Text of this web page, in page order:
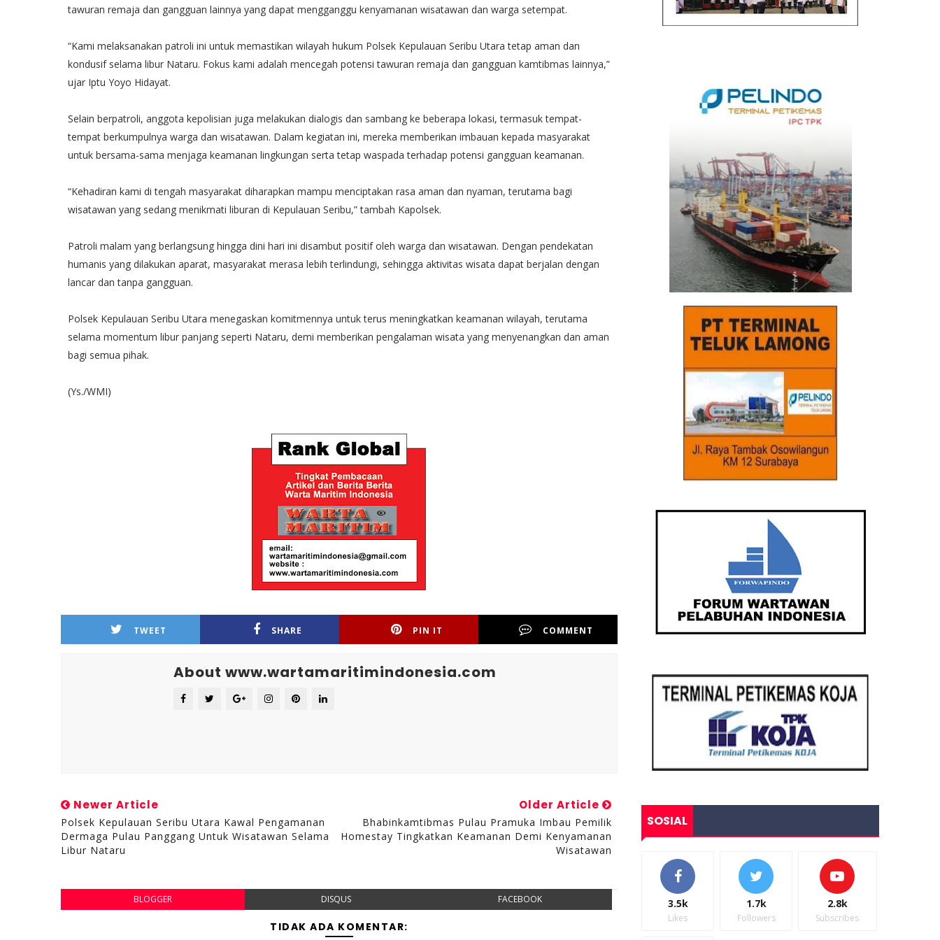
tawuran remaja dan gangguan lainnya yang dapat mengganggu kenyamanan wisatawan dan warga setempat.
“Kami melaksanakan patroli ini untuk memastikan wilayah hukum Polsek Kepulauan Seribu Utara tetap aman dan
kondusif selama libur Nataru. Fokus kami adalah mencegah potensi tawuran remaja dan gangguan kamtibmas lainnya,”
ujar Iptu Yoyo Hidayat.
Selain berpatroli, anggota kepolisian juga melakukan dialogis dan sambang ke beberapa lokasi, termasuk tempat-
tempat berkumpulnya warga dan wisatawan. Dalam kegiatan ini, mereka memberikan imbauan kepada masyarakat
untuk bersama-sama menjaga keamanan lingkungan serta tetap waspada terhadap potensi gangguan keamanan.
“Kehadiran kami di tengah masyarakat diharapkan mampu menciptakan rasa aman dan nyaman, terutama bagi
wisatawan yang sedang menikmati liburan di Kepulauan Seribu,” tambah Kapolsek.
Patroli malam yang berlangsung hingga dini hari ini disambut positif oleh warga dan wisatawan. Dengan pendekatan
humanis yang dilakukan aparat, masyarakat merasa lebih terlindungi, sehingga aktivitas wisata dapat berjalan dengan
lancar dan tanpa gangguan.
Polsek Kepulauan Seribu Utara menegaskan komitmennya untuk terus meningkatkan keamanan wilayah, terutama
selama momentum libur panjang seperti Nataru, demi memberikan pengalaman wisata yang menyenangkan dan aman
bagi semua pihak.
(Ys./WMI)
TWEET SHARE PIN IT COMMENT
About www.wartamaritimindonesia.com
Newer Article
Polsek Kepulauan Seribu Utara Kawal Pengamanan
Dermaga Pulau Panggang Untuk Wisatawan Selama
Libur Nataru
Older Article
Bhabinkamtibmas Pulau Pramuka Imbau Pemilik
Homestay Tingkatkan Keamanan Demi Kenyamanan
Wisatawan
BLOGGER DISQUS FACEBOOK
TIDAK ADA KOMENTAR:
SOSIAL
3.5k
Likes
1.7k
Followers
2.8k
Subscribes